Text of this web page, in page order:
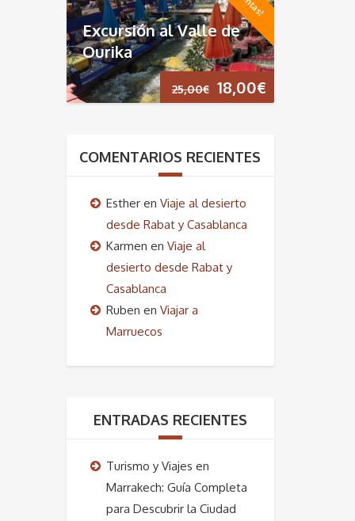
era:
35,00€.19,00€.
25,00€ El
original
25,00€.
18,00€
Excursión al Valle de
Ourika
COMENTARIOS RECIENTES
Estheren Viaje al desierto
desde Rabat y Casablanca
Karmen en Viaje al
desierto desde Rabat y
Casablanca
Ruben en Viajar a
Marruecos
ENTRADAS RECIENTES
Turismo y Viajes en
Marrakech: Guía Completa
para Descubrir la Ciudad